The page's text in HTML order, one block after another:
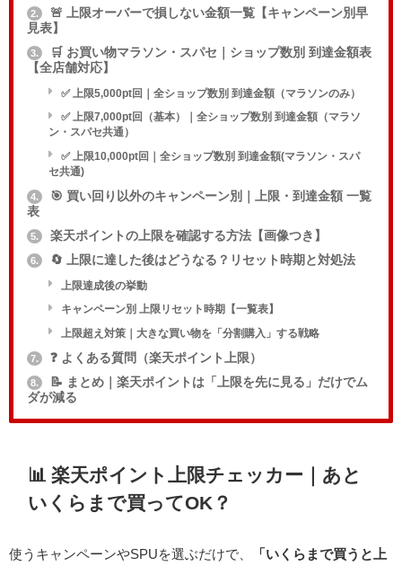
2.
🚨 上限オーバーで損しない金額一覧【キャンペーン別早
見表】
3.
🛒 お買い物マラソン・スパセ｜ショップ数別 到達金額表
【全店舗対応】
✅ 上限5,000pt回｜全ショップ数別 到達金額（マラソンのみ）
✅ 上限7,000pt回（基本）｜全ショップ数別 到達金額（マラソ
ン・スパセ共通）
✅ 上限10,000pt回｜全ショップ数別 到達金額(マラソン・スパ
セ共通)
4.
🎯 買い回り以外のキャンペーン別｜上限・到達金額 一覧
表
5. 楽天ポイントの上限を確認する方法【画像つき】
6. 🔄 上限に達した後はどうなる？リセット時期と対処法
上限達成後の挙動
キャンペーン別 上限リセット時期【一覧表】
上限超え対策｜大きな買い物を「分割購入」する戦略
7. ❓ よくある質問（楽天ポイント上限）
8.
📝 まとめ｜楽天ポイントは「上限を先に見る」だけでム
ダが減る
📊 楽天ポイント上限チェッカー｜あと
いくらまで買ってOK？
使うキャンペーンやSPUを選ぶだけで、
「いくらまで買うと上